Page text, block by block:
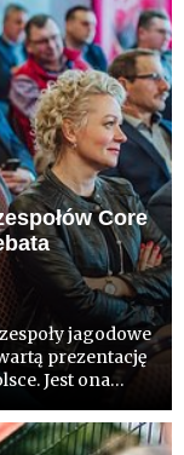
Core
jagodowe
prezentację
Jest ona
wielkości